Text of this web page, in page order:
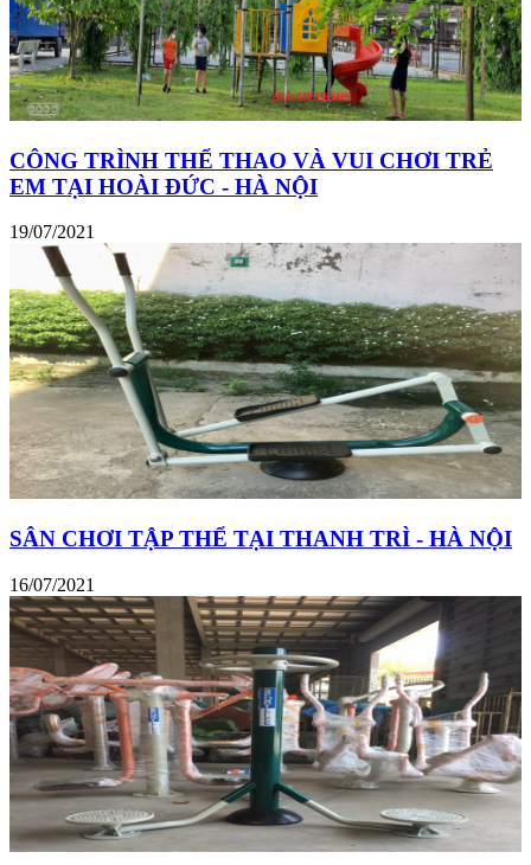
CÔNG TRÌNH THỂ THAO VÀ VUI CHƠI TRẺ
EM TẠI HOÀI ĐỨC - HÀ NỘI
19/07/2021
SÂN CHƠI TẬP THỂ TẠI THANH TRÌ - HÀ NỘI
16/07/2021